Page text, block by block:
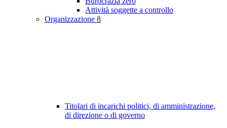
Attività soggette a controllo
Organizzazione 8
Titolari di incarichi politici, di amministrazione,
di direzione o di governo